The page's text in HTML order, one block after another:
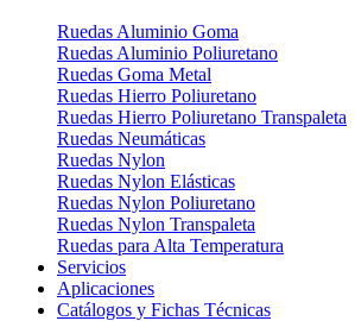
Ruedas Aluminio Goma
Ruedas Aluminio Poliuretano
Ruedas Goma Metal
Ruedas Hierro Poliuretano
Ruedas Hierro Poliuretano Transpaleta
Ruedas Neumáticas
Ruedas Nylon
Ruedas Nylon Elásticas
Ruedas Nylon Poliuretano
Ruedas Nylon Transpaleta
Ruedas para Alta Temperatura
Servicios
Aplicaciones
Catálogos y Fichas Técnicas